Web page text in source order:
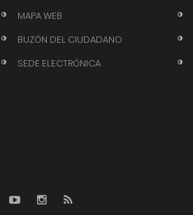
MAPA WEB
BUZÓN DEL CIUDADANO
SEDE ELECTRÓNICA